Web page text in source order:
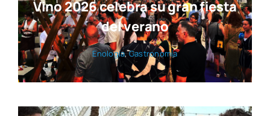
Vino 2026 celebra su gran fiesta
del verano
Eno­lo­gía,Gas­tro­no­mía